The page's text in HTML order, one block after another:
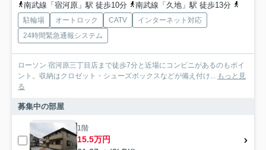
南武線「宿河原」駅 徒歩10分
南武線「久地」駅 徒歩13分
駐輪場 オートロック CATV
インターネット対応
24時間緊急通報システム
ローソン 宿河原三丁目店まで徒歩7分と近場にコンビニがあるのもポイ
ント。収納はクロゼット・シューズボックスなどが備え付け... もっと見
る
募集中の部屋
1階
15.5万円